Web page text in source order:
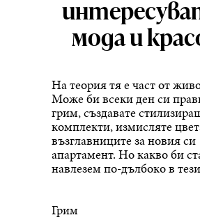
мода и
На теория тя е част от
Може би всеки ден си
грим, създавате
комплекти, измисляте
възглавниците за новия си
апартамент. Но какво би
навлезем по-дълбоко в
Грим